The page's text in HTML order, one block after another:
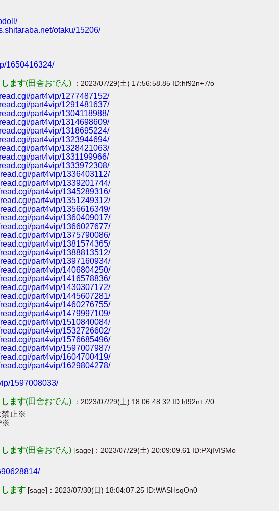
otaku/15206/
1650416324/
ます(田舎おでん) ：2023/07/29(土) 17:56:58.85 ID:hf92n+7/o
part4vip/1277487152/
part4vip/1291481637/
part4vip/1304118988/
part4vip/1314698609/
part4vip/1318695224/
part4vip/1323944694/
part4vip/1328421063/
part4vip/1331199966/
part4vip/1333972308/
part4vip/1336403112/
part4vip/1339201744/
part4vip/1345289316/
part4vip/1351249312/
part4vip/1356616349/
part4vip/1360409017/
part4vip/1366027677/
part4vip/1375790086/
part4vip/1381574365/
part4vip/1388813512/
part4vip/1397160934/
part4vip/1406804250/
part4vip/1416578836/
part4vip/1430307172/
part4vip/1445607281/
part4vip/1460276755/
part4vip/1479997109/
part4vip/1510840084/
part4vip/1532726602/
part4vip/1576685496/
part4vip/1597007987/
part4vip/1604700419/
part4vip/1629804278/
1597008033/
ます(田舎おでん) ：2023/07/29(土) 18:06:48.32 ID:hf92n+7/0
禁止※
※
ます(田舎おでん) [sage]：2023/07/29(土) 20:09:09.61 ID:PXjIVISMo
ます [sage]：2023/07/30(日) 18:04:07.25 ID:WASHsqOn0